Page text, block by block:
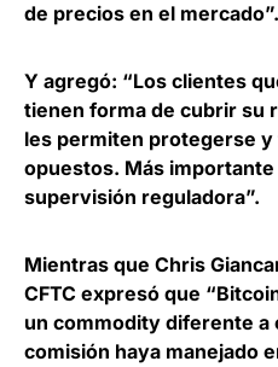
de precios en el mercado”.
Y agregó: “Los clientes
tienen forma de cubrir su
les permiten protegerse
opuestos. Más importante
supervisión reguladora”.
Mientras que Chris
CFTC expresó que
un commodity diferente a
comisión haya manejado